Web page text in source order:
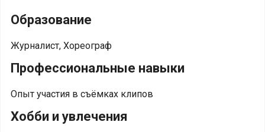
Образование
Журналист, Хореограф
Профессиональные навыки
Опыт участия в съёмках клипов
Хобби и увлечения